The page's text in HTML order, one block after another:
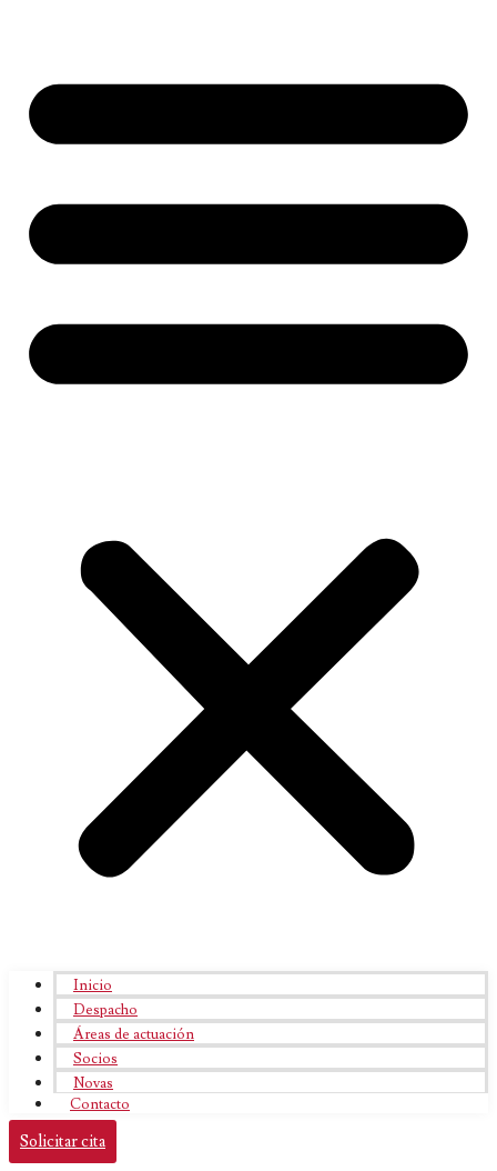
Inicio
Despacho
Áreas de actuación
Socios
Novas
Contacto
Solicitar cita